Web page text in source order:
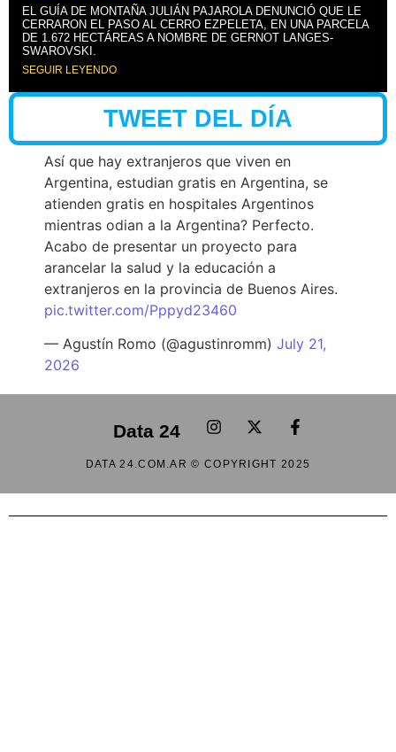
EL GUÍA DE MONTAÑA JULIÁN PAJAROLA DENUNCIÓ QUE LE
CERRARON EL PASO AL CERRO EZPELETA, EN UNA PARCELA
DE 1.672 HECTÁREAS A NOMBRE DE GERNOT LANGES-
SWAROVSKI.
SEGUIR LEYENDO
TWEET DEL DÍA
Así que hay extranjeros que viven en
Argentina, estudian gratis en Argentina, se
atienden gratis en hospitales Argentinos
mientras odian a la Argentina? Perfecto.
Acabo de presentar un proyecto para
arancelar la salud y la educación a
extranjeros en la provincia de Buenos Aires.
pic.twitter.com/Pppyd23460
— Agustín Romo (@agustinromm) July 21,
2026
Data 24
DATA 24.COM.AR © COPYRIGHT 2025